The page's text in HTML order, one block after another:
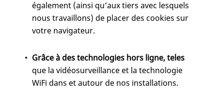
également (ainsi qu’aux tiers avec lesquels
nous travaillons) de placer des cookies sur
votre navigateur.
Grâce à des technologies hors ligne, teles
que la vidéosurveillance et la technologie
WiFi dans et autour de nos installations.